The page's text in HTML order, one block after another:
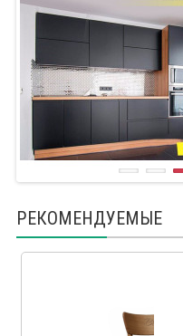
РЕКОМЕНДУЕМЫЕ